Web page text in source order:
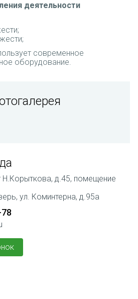
деятельности
современное
оборудование.
Н.Корыткова, д.45, помещение
ул. Коминтерна, д.95а